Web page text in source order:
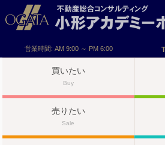
営業時間: AM 9:00 ～ PM 6:00
買いたい
Buy
売りたい
Sale